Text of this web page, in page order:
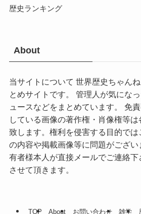
歴史ランキング
About
当サイトについて 世界歴史ちゃん
とめサイトです。 管理人が気にな
ュースなどをまとめています。 免
している画像の著作権・肖像権等
致します。権利を侵害する目的で
の内容や掲載画像等に問題がござ
有者様本人が直接メールでご連絡
させて頂きます。
TOP About お問い合わせ 雑学